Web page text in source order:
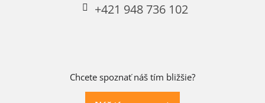
+421 948 736 102
Chcete spoznať náš tím bližšie?